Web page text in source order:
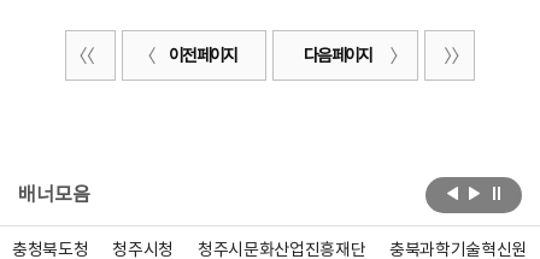
이전 페이지 다음 페이지
배너모음
충청북도청 청주시청 청주시문화산업진흥재단 충북과학기술혁신원